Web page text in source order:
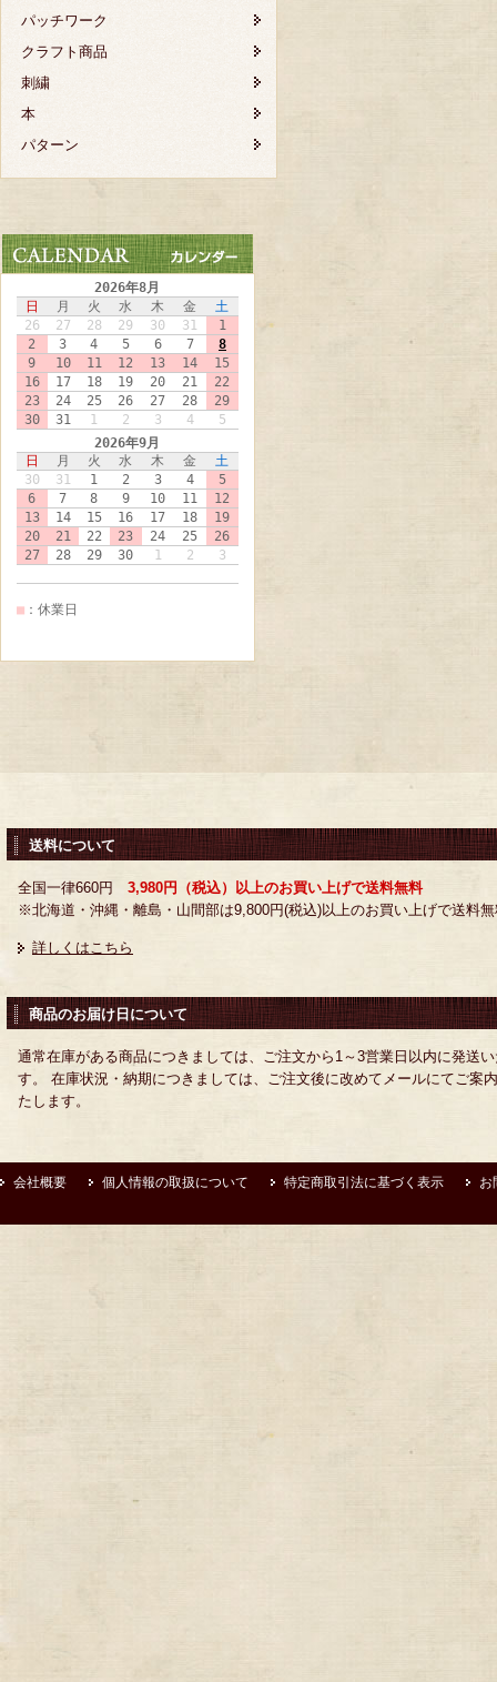
パッチワーク
クラフト商品
刺繍
本
パターン
送料について
全国一律660円 3,980円（税込）以上のお買い上げで送料無料
※北海道・沖縄・離島・山間部は9,800円(税込)以上のお買い上げで送料
詳しくはこちら
商品のお届け日について
通常在庫がある商品につきましては、ご注文から1～3営業日以内に発送
す。 在庫状況・納期につきましては、ご注文後に改めてメールにてご案
たします。
会社概要 個人情報の取扱について 特定商取引法に基づく表示 お